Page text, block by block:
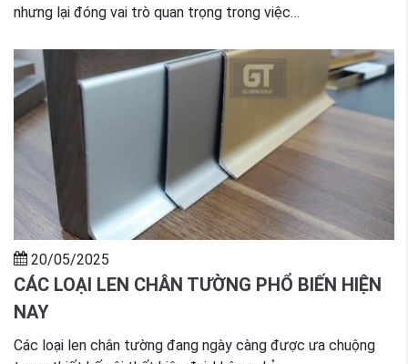
nhưng lại đóng vai trò quan trọng trong việc…
20/05/2025
CÁC LOẠI LEN CHÂN TƯỜNG PHỔ BIẾN HIỆN
NAY
Các loại len chân tường đang ngày càng được ưa chuộng